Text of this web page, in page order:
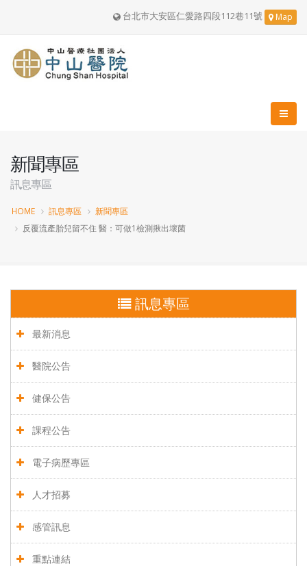
台北市大安區仁愛路四段112巷11號 Map
新聞專區
訊息專區
HOME 訊息專區
新聞專區
反覆流產胎兒留不住 醫：可做1檢測揪出壞菌
訊息專區
最新消息
醫院公告
健保公告
課程公告
電子病歷專區
人才招募
感管訊息
重點連結